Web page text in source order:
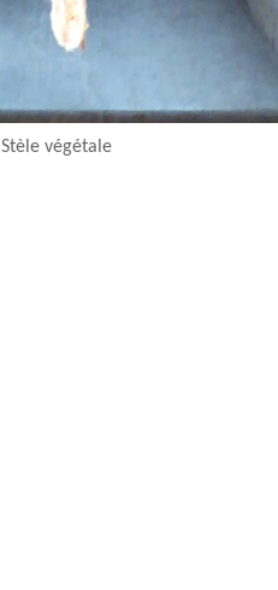
Stèle végétale